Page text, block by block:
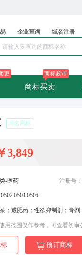
企业查询 域名注册
更
商标买卖
商标超市
同名商标
3,849
-医药 注册号：
0503 0506
；减肥药；性欲抑制剂；膏
用范围仅作参考，可查看初审
预订商标